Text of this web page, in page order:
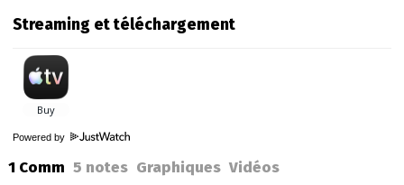
Streaming et téléchargement
Powered by
1 Comm 5 notes Graphiques Vidéos